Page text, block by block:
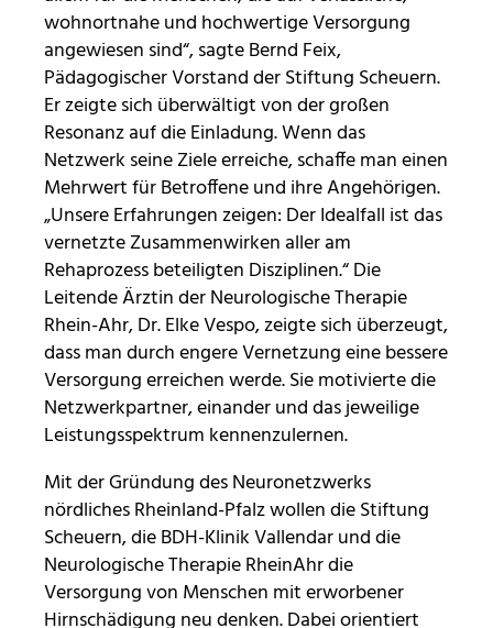
wohnortnahe und hochwertige Versorgung
angewiesen sind“, sagte Bernd Feix,
Pädagogischer Vorstand der Stiftung Scheuern.
Er zeigte sich überwältigt von der großen
Resonanz auf die Einladung. Wenn das
Netzwerk seine Ziele erreiche, schaffe man einen
Mehrwert für Betroffene und ihre Angehörigen.
„Unsere Erfahrungen zeigen: Der Idealfall ist das
vernetzte Zusammenwirken aller am
Rehaprozess beteiligten Disziplinen.“ Die
Leitende Ärztin der Neurologische Therapie
Rhein-Ahr, Dr. Elke Vespo, zeigte sich überzeugt,
dass man durch engere Vernetzung eine bessere
Versorgung erreichen werde. Sie motivierte die
Netzwerkpartner, einander und das jeweilige
Leistungsspektrum kennenzulernen.
Mit der Gründung des Neuronetzwerks
nördliches Rheinland-Pfalz wollen die Stiftung
Scheuern, die BDH-Klinik Vallendar und die
Neurologische Therapie RheinAhr die
Versorgung von Menschen mit erworbener
Hirnschädigung neu denken. Dabei orientiert
Anbieter:
Stiftung Scheuern
Zweck:
Cookie Laufzeit:
30 Minuten